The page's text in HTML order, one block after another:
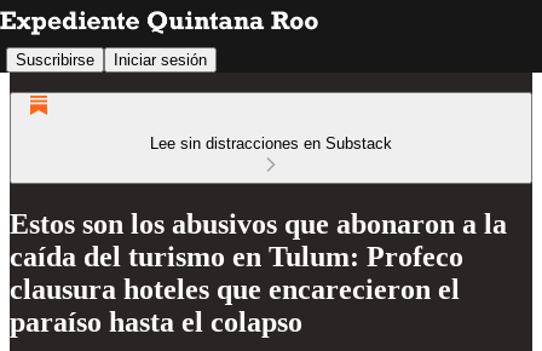
Suscribirse Iniciar sesión
Lee sin distracciones en Substack
Estos son los abusivos que abonaron a la
caída del turismo en Tulum: Profeco
clausura hoteles que encarecieron el
paraíso hasta el colapso